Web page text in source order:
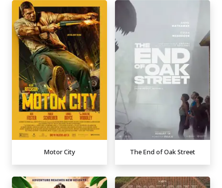
Motor City The End of Oak Street